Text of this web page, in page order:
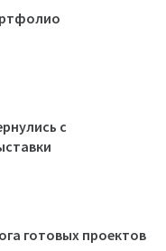
с
готовых проектов